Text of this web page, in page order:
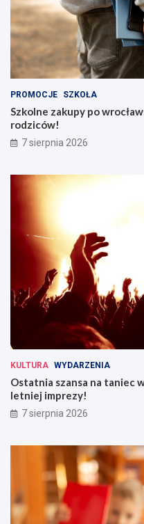
PROMOCJE SZKOŁA
Szkolne zakupy po
rodziców!
7 sierpnia 2026
KULTURA WYDARZENIA
Ostatnia szansa na taniec
letniej imprezy!
7 sierpnia 2026